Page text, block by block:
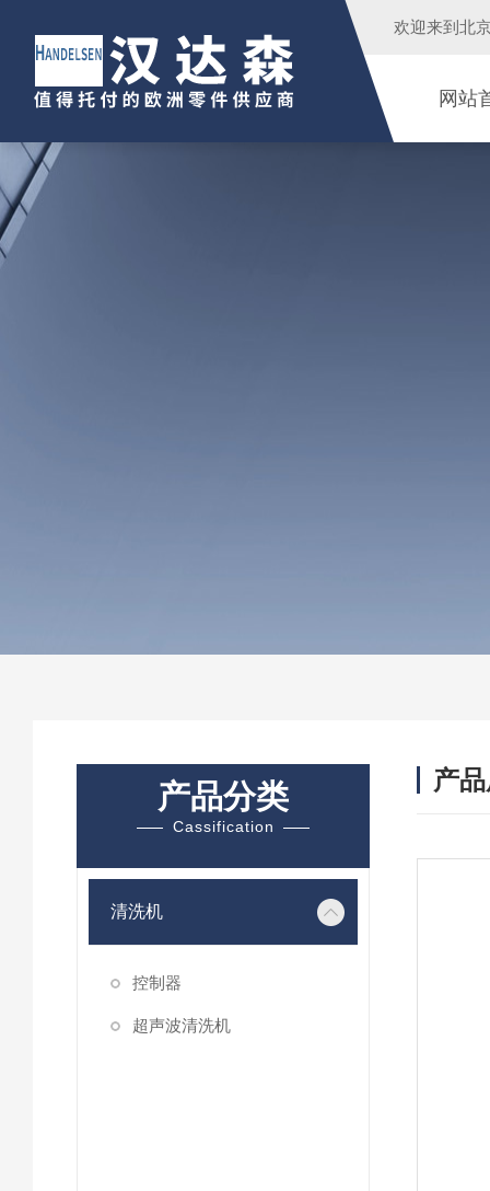
欢迎来到 北
网站
产品分类
Cassification
清洗机
控制器
超声波清洗机
产